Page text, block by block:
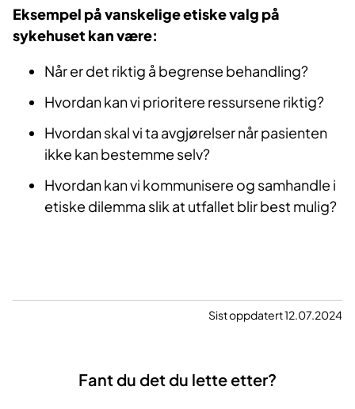
Eksempel på vanskelige etiske valg på
sykehuset kan være:
Når er det riktig å begrense behandling?
Hvordan kan vi prioritere ressursene riktig?
Hvordan skal vi ta avgjørelser når pasienten
ikke kan bestemme selv?
Hvordan kan vi kommunisere og samhandle i
etiske dilemma slik at utfallet blir best mulig?
Sist oppdatert 12.07.2024
Fant du det du lette etter?